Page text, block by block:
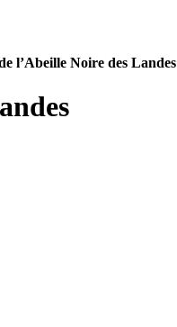
l’Abeille Noire des Landes